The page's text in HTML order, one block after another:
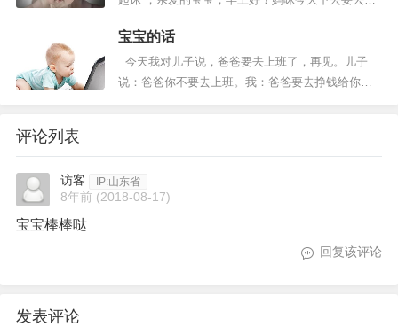
院建立保健手册，给我的小宝宝进行全面的健康检
查。早饭妈妈自己煮的西红柿鸡蛋面条，好美味
啊！...
宝宝的话
今天我对儿子说，爸爸要去上班了，再见。儿子
说：爸爸你不要去上班。我：爸爸要去挣钱给你买
评论列表
访客 IP:山东省
8年前 (2018-08-17)
宝宝棒棒哒
回复该评论
发表评论